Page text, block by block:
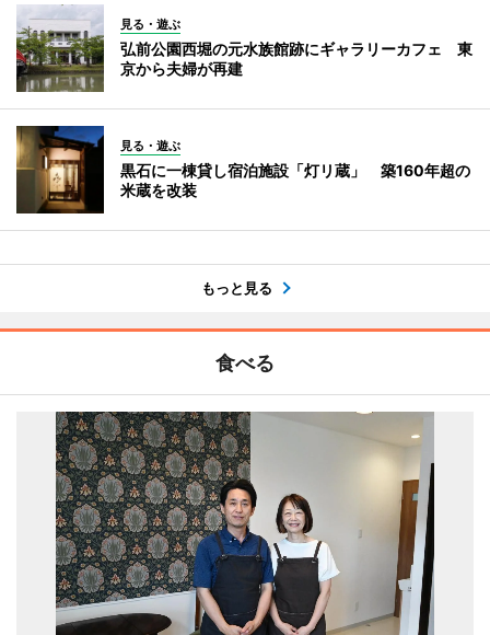
見る・遊ぶ
弘前公園西堀の元水族館跡にギャラリーカフェ 東
京から夫婦が再建
見る・遊ぶ
黒石に一棟貸し宿泊施設「灯リ蔵」 築160年超の
米蔵を改装
もっと見る
食べる